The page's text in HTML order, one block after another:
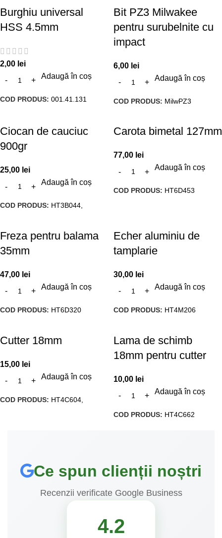
Burghiu universal
HSS 4.5mm
2,00 lei
Adaugă în coș
COD PRODUS: 001.41.131
Bit PZ3 Milwakee
pentru surubelnite cu
impact
6,00 lei
Adaugă în coș
COD PRODUS: MilwPZ3
Ciocan de cauciuc
900gr
25,00 lei
Adaugă în coș
COD PRODUS: HT3B044,
Carota bimetal 127mm
77,00 lei
Adaugă în coș
COD PRODUS: HT6D453
Freza pentru balama
35mm
47,00 lei
Adaugă în coș
COD PRODUS: HT6D320
Echer aluminiu de
tamplarie
30,00 lei
Adaugă în coș
COD PRODUS: HT4M206
Cutter 18mm
15,00 lei
Adaugă în coș
COD PRODUS: HT4C604,
Lama de schimb
18mm pentru cutter
10,00 lei
Adaugă în coș
COD PRODUS: HT4C662
Ce spun clienții noștri
Recenzii verificate Google Business
4.2